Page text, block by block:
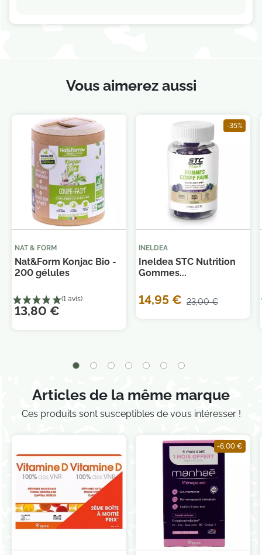
Vous aimerez aussi
NAT & FORM
Nat&Form Konjac Bio -
200 gélules
13,80 €
-35%
INELDEA
Ineldea STC Nutrition
Gommes...
14,95 € 23,00 €
Articles de la même marque
Ces produits sont susceptibles de vous intéresser !
-6,00 €
Je consens également à recevoir les offres